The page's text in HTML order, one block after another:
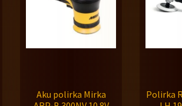
Aku polirka Mirka
Polirka